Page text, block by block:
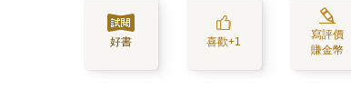
好書 喜歡+1
寫評價
賺金幣